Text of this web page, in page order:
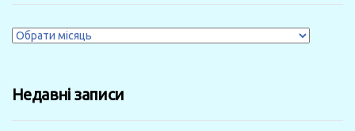
Журнали
місяці
Недавні записи